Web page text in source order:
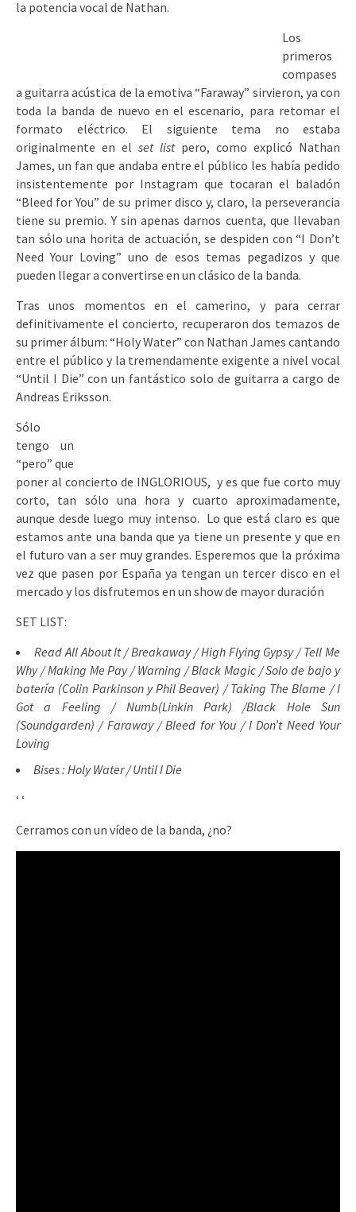
la potencia vocal de Nathan.
Los
primeros
compases
a guitarra acústica de la emotiva “Faraway” sirvieron, ya con
toda la banda de nuevo en el escenario, para retomar el
formato eléctrico. El siguiente tema no estaba
originalmente en el set listpero, como explicó Nathan
James, un fan que andaba entre el público les había pedido
insistentemente por Instagram que tocaran el baladón
“Bleed for You” de su primer disco y, claro, la perseverancia
tiene su premio. Y sin apenas darnos cuenta, que llevaban
tan sólo una horita de actuación, se despiden con “I Don’t
Need Your Loving” uno de esos temas pegadizos y que
pueden llegar a convertirse en un clásico de la banda.
Tras unos momentos en el camerino, y para cerrar
definitivamente el concierto, recuperaron dos temazos de
su primer álbum: “Holy Water” con Nathan James cantando
entre el público y la tremendamente exigente a nivel vocal
“Until I Die” con un fantástico solo de guitarra a cargo de
Andreas Eriksson.
Sólo
tengo un
“pero” que
poner al concierto de INGLORIOUS, y es que fue corto muy
corto, tan sólo una hora y cuarto aproximadamente,
aunque desde luego muy intenso. Lo que está claro es que
estamos ante una banda que ya tiene un presente y que en
el futuro van a ser muy grandes. Esperemos que la próxima
vez que pasen por España ya tengan un tercer disco en el
mercado y los disfrutemos en un show de mayor duración
SET LIST:
Read All About It / Breakaway / High Flying Gypsy / Tell Me
Why / Making Me Pay / Warning / Black Magic / Solo de bajo y
batería (Colin Parkinson y Phil Beaver) / Taking The Blame / I
Got a Feeling / Numb(Linkin Park) /Black Hole Sun
(Soundgarden) / Faraway / Bleed for You / I Don’t Need Your
Loving
Bises : Holy Water / Until I Die
‘ ‘
Cerramos con un vídeo de la banda, ¿no?